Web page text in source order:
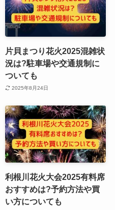
片貝まつり花火2025混雑状
況は?駐車場や交通規制に
ついても
2025年8月24日
利根川花火大会2025有料席
おすすめは?予約方法や買
い方についても